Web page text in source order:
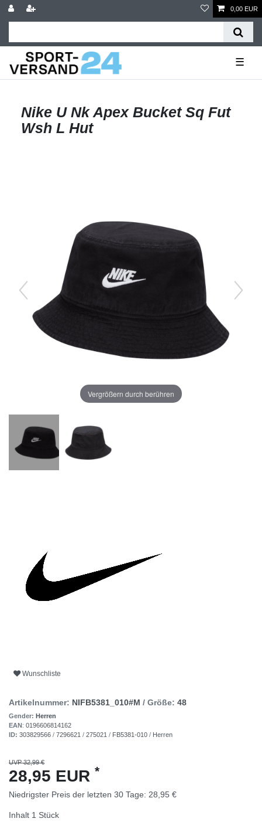
0,00 EUR
☰
Nike U Nk Apex Bucket Sq Fut
Wsh L Hut
Vergrößern durch berühren
Wunschliste
Artikelnummer: NIFB5381_010#M / Größe: 48
Gender: Herren
EAN: 0196606814162
ID: 303829566 / 7296621 / 275021 / FB5381-010 / Herren
UVP 32,99 €
28,95 EUR *
Niedrigster Preis der letzten 30 Tage: 28,95 €
Inhalt 1 Stück